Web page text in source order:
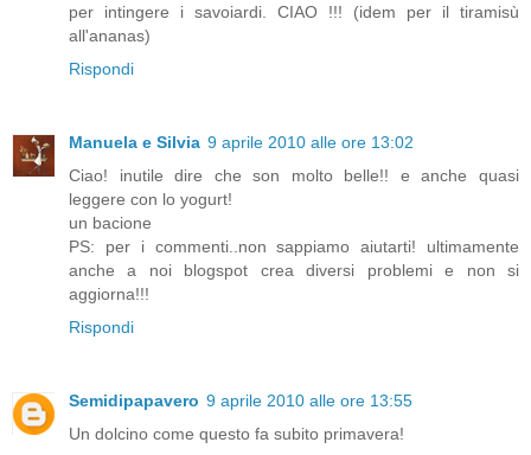
per intingere i savoiardi. CIAO !!! (idem per il tiramisù
all'ananas)
Rispondi
Manuela e Silvia 9 aprile 2010 alle ore 13:02
Ciao! inutile dire che son molto belle!! e anche quasi
leggere con lo yogurt!
un bacione
PS: per i commenti..non sappiamo aiutarti! ultimamente
anche a noi blogspot crea diversi problemi e non si
aggiorna!!!
Rispondi
Semidipapavero 9 aprile 2010 alle ore 13:55
Un dolcino come questo fa subito primavera!